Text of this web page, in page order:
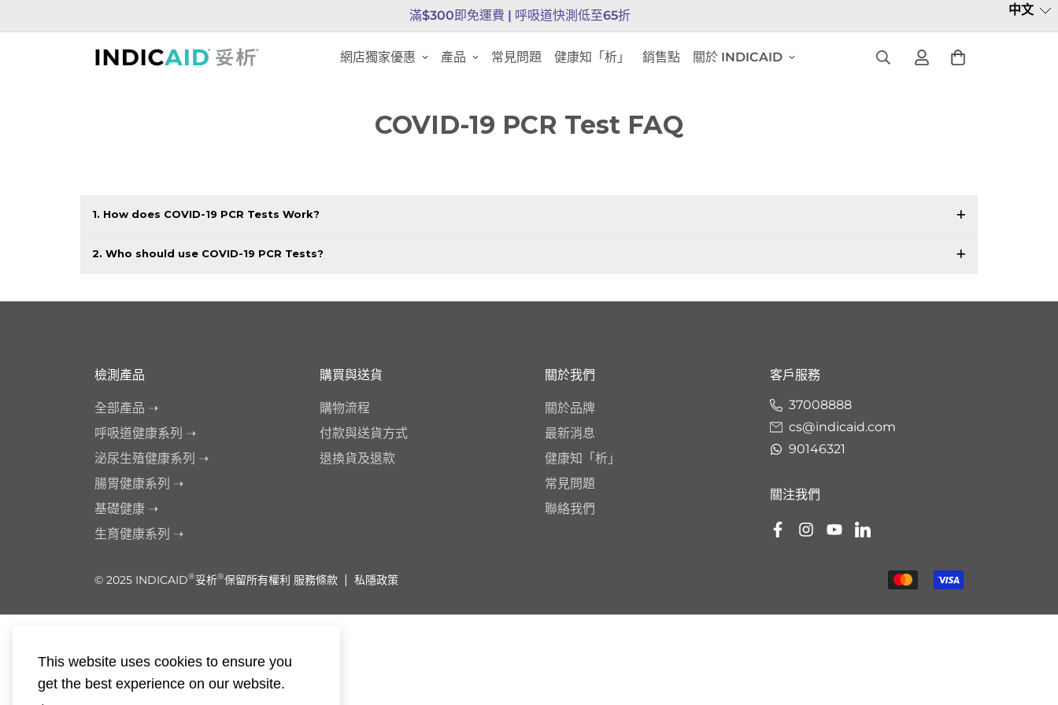
This website uses cookies to ensure you
get the best experience on our website.
滿$300即免運費 | 呼吸道快測低至65折
網店獨家優惠 產品 常見問題 健康知「析」 銷售點 關於 INDICAID
COVID-19 PCR Test FAQ
1. How does COVID-19 PCR Tests Work?
2. Who should use COVID-19 PCR Tests?
檢測產品
全部產品 ➝
呼吸道健康系列 ➝
泌尿生殖健康系列 ➝
腸胃健康系列 ➝
基礎健康 ➝
生育健康系列 ➝
購買與送貨
購物流程
付款與送貨方式
退換貨及退款
關於我們
關於品牌
最新消息
健康知「析」
常見問題
聯絡我們
客戶服務
37008888
cs@indicaid.com
90146321
關注我們
© 2025 INDICAID®妥析®保留所有權利 服務條款 | 私隱政策
中文